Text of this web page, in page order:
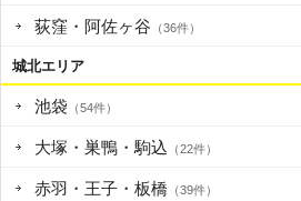
荻窪・阿佐ヶ谷 （36件）
城北エリア
池袋 （54件）
大塚・巣鴨・駒込 （22件）
赤羽・王子・板橋 （39件）